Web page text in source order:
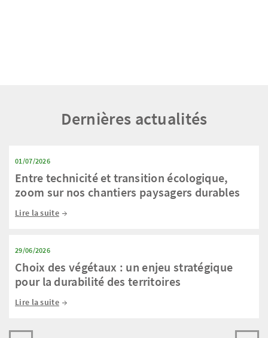
Dernières actualités
01/07/2026
Entre technicité et transition écologique,
zoom sur nos chantiers paysagers durables
Lire la suite
29/06/2026
Choix des végétaux : un enjeu stratégique
pour la durabilité des territoires
Lire la suite